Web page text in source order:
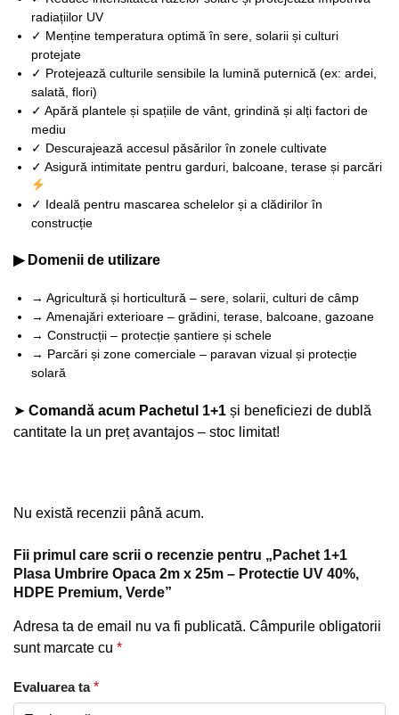
radiațiilor UV
✓ Menține temperatura optimă în sere, solarii și culturi
protejate
✓ Protejează culturile sensibile la lumină puternică (ex: ardei,
salată, flori)
✓ Apără plantele și spațiile de vânt, grindină și alți factori de
mediu
✓ Descurajează accesul păsărilor în zonele cultivate
✓ Asigură intimitate pentru garduri, balcoane, terase și parcări
✓ Ideală pentru mascarea schelelor și a clădirilor în
construcție
▶ Domenii de utilizare
→ Agricultură și horticultură – sere, solarii, culturi de câmp
→ Amenajări exterioare – grădini, terase, balcoane, gazoane
→ Construcții – protecție șantiere și schele
→ Parcări și zone comerciale – paravan vizual și protecție
solară
➤ Comandă acum Pachetul 1+1 și beneficiezi de dublă
cantitate la un preț avantajos – stoc limitat!
Nu există recenzii până acum.
Fii primul care scrii o recenzie pentru „Pachet 1+1
Plasa Umbrire Opaca 2m x 25m – Protectie UV 40%,
HDPE Premium, Verde”
Adresa ta de email nu va fi publicată. Câmpurile obligatorii
sunt marcate cu *
Evaluarea ta*